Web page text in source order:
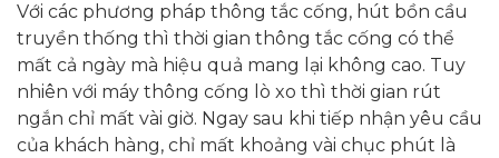
Với các phương pháp thông tắc cống, hút bồn cầu
truyền thống thì thời gian thông tắc cống có thể
mất cả ngày mà hiệu quả mang lại không cao. Tuy
nhiên với máy thông cống lò xo thì thời gian rút
ngắn chỉ mất vài giờ. Ngay sau khi tiếp nhận yêu cầu
của khách hàng, chỉ mất khoảng vài chục phút là